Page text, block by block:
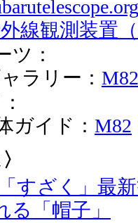
線観測装置
ツ：
ラリー： M82
ガイド： M82
「すざく」最
る「帽子」